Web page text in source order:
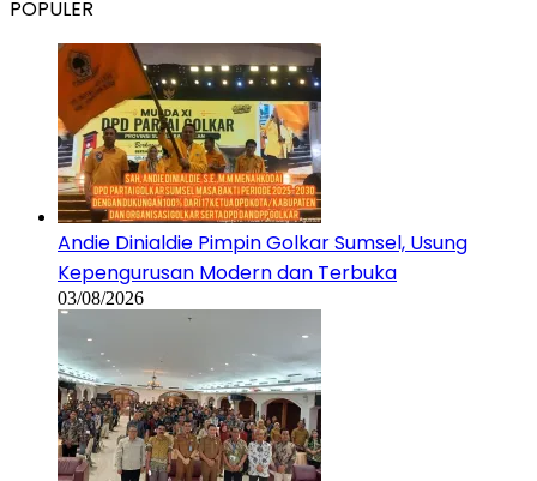
POPULER
Andie Dinialdie Pimpin Golkar Sumsel, Usung
Kepengurusan Modern dan Terbuka
03/08/2026